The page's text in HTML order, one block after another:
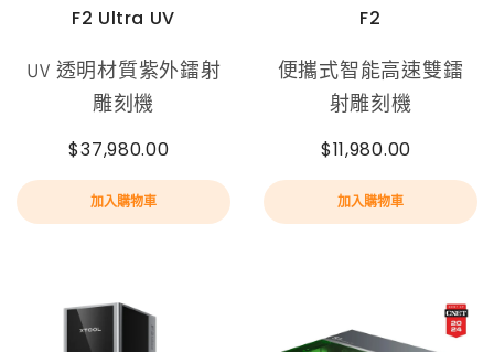
F2 Ultra UV
UV 透明材質紫外鐳射
雕刻機
$37,980.00
加入購物車
F2
便攜式智能高速雙鐳
射雕刻機
$11,980.00
加入購物車